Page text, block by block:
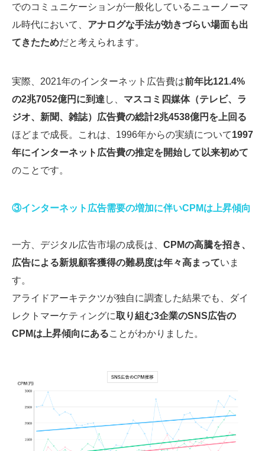
でのコミュニケーションが一般化しているニューノーマ
ル時代において、 アナログな手法が効きづらい場面も出
てきたためだと考えられます。
実際、2021年のインターネット広告費は前年比121.4%
の2兆7052億円に到達 し、 マスコミ四媒体（テレビ、ラ
ジオ、新聞、雑誌）広告費の総計2兆4538億円を上回る
ほどまで成長。これは、1996年からの実績について1997
年にインターネット広告費の推定を開始して以来初めて
のことです。
③インターネット広告需要の増加に伴いCPMは上昇傾向
一方、デジタル広告市場の成長は、 CPMの高騰を招き、
広告による新規顧客獲得の難易度は年々高まっていま
す。
アライドアーキテクツが独自に調査した結果でも、ダイ
レクトマーケティングに取り組む3企業のSNS広告の
CPMは上昇傾向にあることがわかりました。